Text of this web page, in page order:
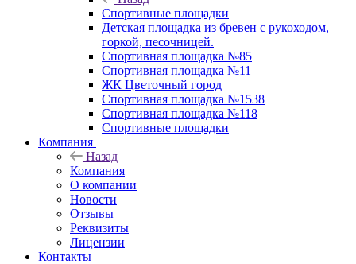
Спортивные площадки
Детская площадка из бревен с рукоходом,
горкой, песочницей.
Спортивная площадка №85
Спортивная площадка №11
ЖК Цветочный город
Спортивная площадка №1538
Спортивная площадка №118
Спортивные площадки
Компания
Назад
Компания
О компании
Новости
Отзывы
Реквизиты
Лицензии
Контакты